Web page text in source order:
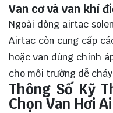
Van cơ và van khí
Ngoài dòng airtac
Airtac còn cung cấp
hoặc van dùng chính
cho môi trường dễ
Thông Số Kỹ
Chọn Van Hơi